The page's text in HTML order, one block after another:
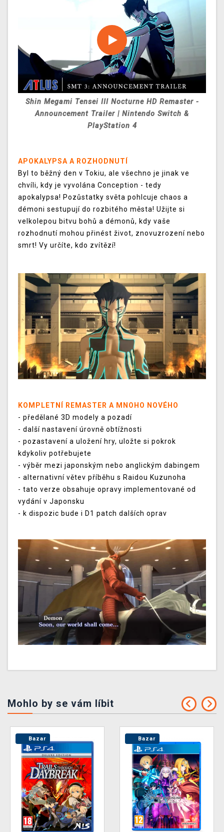
Shin Megami Tensei III Nocturne HD Remaster -
Announcement Trailer | Nintendo Switch &
PlayStation 4
APOKALYPSA A ROZHODNUTÍ
Byl to běžný den v Tokiu, ale všechno je jinak ve
chvíli, kdy je vyvolána Conception - tedy
apokalypsa! Pozůstatky světa pohlcuje chaos a
démoni sestupují do rozbitého města! Užijte si
velkolepou bitvu bohů a démonů, kdy vaše
rozhodnutí mohou přinést život, znovuzrození nebo
smrt! Vy určíte, kdo zvítězí!
KOMPLETNÍ REMASTER A MNOHO NOVÉHO
- předělané 3D modely a pozadí
- další nastavení úrovně obtížnosti
- pozastavení a uložení hry, uložte si pokrok
kdykoliv potřebujete
- výběr mezi japonským nebo anglickým dabingem
- alternativní větev příběhu s Raidou Kuzunoha
- tato verze obsahuje opravy implementované od
vydání v Japonsku
- k dispozic bude i D1 patch dalších oprav
Mohlo by se vám líbit
Bazar Bazar